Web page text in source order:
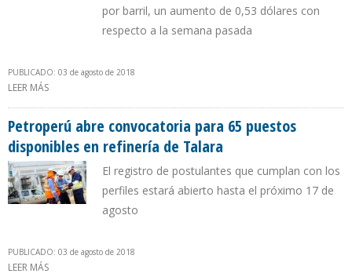
por barril, un aumento de 0,53 dólares con
respecto a la semana pasada
PUBLICADO: 03 de agosto de 2018
LEER MÁS
Petroperú abre convocatoria para 65 puestos
disponibles en refinería de Talara
El registro de postulantes que cumplan con los
perfiles estará abierto hasta el próximo 17 de
agosto
PUBLICADO: 03 de agosto de 2018
LEER MÁS